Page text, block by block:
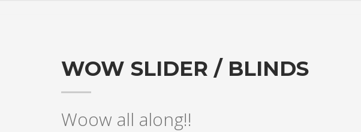
WOW SLIDER / BLINDS
Woow all along!!